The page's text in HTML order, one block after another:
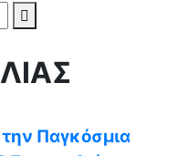
την Παγκόσμια